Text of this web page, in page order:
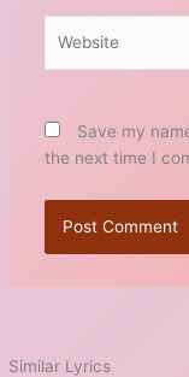
Save my
the next time I
Similar Lyrics